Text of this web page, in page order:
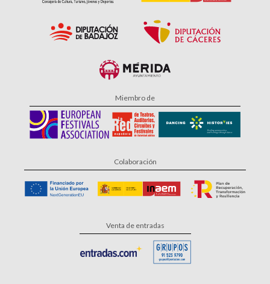
Miembro de
Colaboración
Venta de entradas